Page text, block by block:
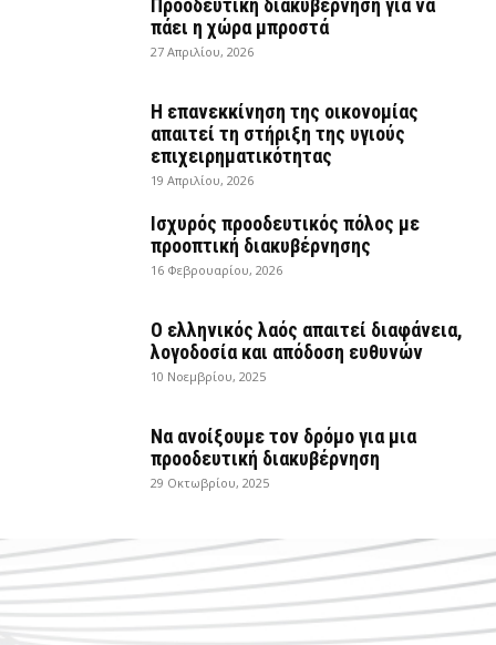
Προοδευτική διακυβέρνηση για να
πάει η χώρα μπροστά
27 Απριλίου, 2026
Η επανεκκίνηση της οικονομίας
απαιτεί τη στήριξη της υγιούς
επιχειρηματικότητας
19 Απριλίου, 2026
Ισχυρός προοδευτικός πόλος με
προοπτική διακυβέρνησης
16 Φεβρουαρίου, 2026
Ο ελληνικός λαός απαιτεί διαφάνεια,
λογοδοσία και απόδοση ευθυνών
10 Νοεμβρίου, 2025
Να ανοίξουμε τον δρόμο για μια
προοδευτική διακυβέρνηση
29 Οκτωβρίου, 2025